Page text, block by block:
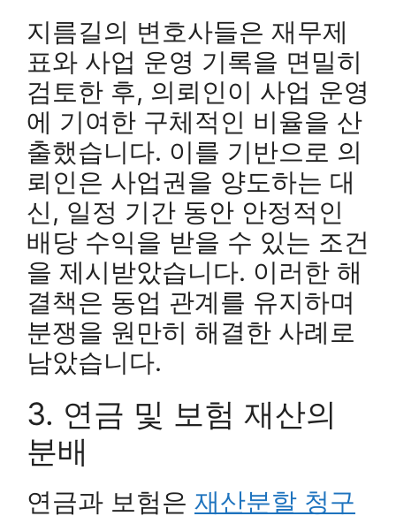
지름길의 변호사들은 재무제
표와 사업 운영 기록을 면밀히
검토한 후, 의뢰인이 사업 운영
에 기여한 구체적인 비율을 산
출했습니다. 이를 기반으로 의
뢰인은 사업권을 양도하는 대
신, 일정 기간 동안 안정적인
배당 수익을 받을 수 있는 조건
을 제시받았습니다. 이러한 해
결책은 동업 관계를 유지하며
분쟁을 원만히 해결한 사례로
남았습니다.
3. 연금 및 보험 재산의
분배
연금과 보험은 재산분할 청구